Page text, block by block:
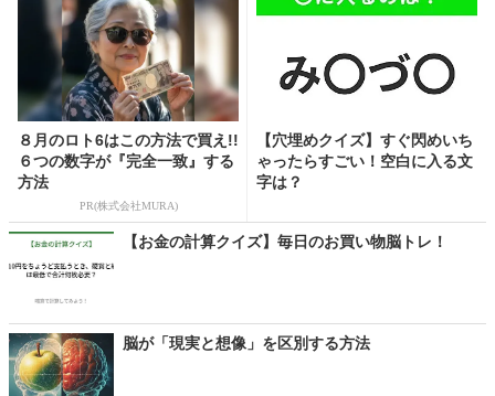
８月のロト6はこの方法で買え!!
６つの数字が『完全一致』する
方法
PR(株式会社MURA)
【穴埋めクイズ】すぐ閃めいち
ゃったらすごい！空白に入る文
字は？
【お金の計算クイズ】毎日のお買い物脳トレ！
脳が「現実と想像」を区別する方法